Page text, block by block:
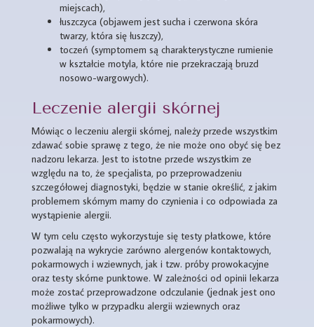
miejscach),
łuszczyca (objawem jest sucha i czerwona skóra
twarzy, która się łuszczy),
toczeń (symptomem są charakterystyczne rumienie
w kształcie motyla, które nie przekraczają bruzd
nosowo-wargowych).
Leczenie alergii skórnej
Mówiąc o leczeniu alergii skórnej, należy przede wszystkim
zdawać sobie sprawę z tego, że nie może ono obyć się bez
nadzoru lekarza. Jest to istotne przede wszystkim ze
względu na to, że specjalista, po przeprowadzeniu
szczegółowej diagnostyki, będzie w stanie określić, z jakim
problemem skórnym mamy do czynienia i co odpowiada za
wystąpienie alergii.
W tym celu często wykorzystuje się testy płatkowe, które
pozwalają na wykrycie zarówno alergenów kontaktowych,
pokarmowych i wziewnych, jak i tzw. próby prowokacyjne
oraz testy skórne punktowe. W zależności od opinii lekarza
może zostać przeprowadzone odczulanie (jednak jest ono
możliwe tylko w przypadku alergii wziewnych oraz
pokarmowych).